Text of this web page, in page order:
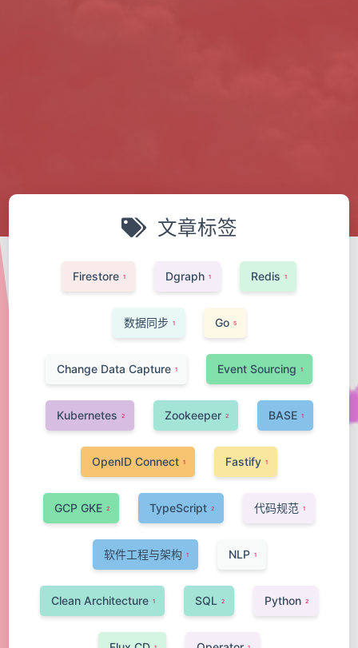
文章标签
Firestore 1 Dgraph 1 Redis 1
数据同步 1 Go 5
Change Data Capture 1 Event Sourcing 1
Kubernetes 2 Zookeeper 2 BASE 1
OpenID Connect 1 Fastify 1
GCP GKE 2 TypeScript 2 代码规范 1
软件工程与架构 1 NLP 1
Clean Architecture 1 SQL 2 Python 2